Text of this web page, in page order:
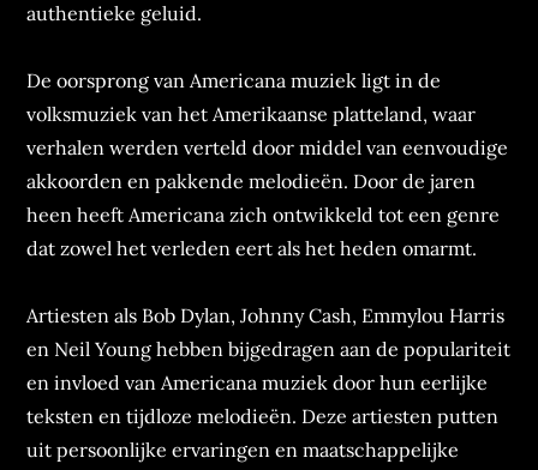
authentieke geluid.
De oorsprong van Americana muziek ligt in de
volksmuziek van het Amerikaanse platteland, waar
verhalen werden verteld door middel van eenvoudige
akkoorden en pakkende melodieën. Door de jaren
heen heeft Americana zich ontwikkeld tot een genre
dat zowel het verleden eert als het heden omarmt.
Artiesten als Bob Dylan, Johnny Cash, Emmylou Harris
en Neil Young hebben bijgedragen aan de populariteit
en invloed van Americana muziek door hun eerlijke
teksten en tijdloze melodieën. Deze artiesten putten
uit persoonlijke ervaringen en maatschappelijke